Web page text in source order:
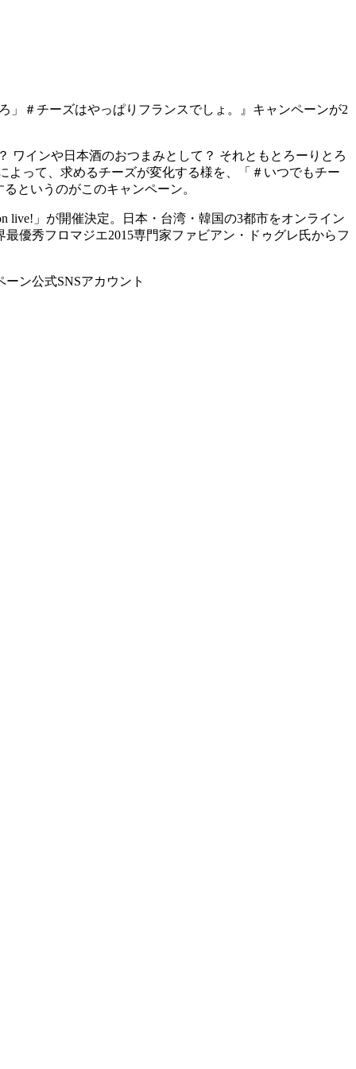
＃チーズはやっぱりフランスでしょ。』キャンペーンが2
インや日本酒のおつまみとして？ それともとろーりとろ
って、求めるチーズが変化する様を、「＃いつでもチー
というのがこのキャンペーン。
live!」が開催決定。日本・台湾・韓国の3都市をオンライン
優秀フロマジエ2015専門家ファビアン・ドゥグレ氏からフ
ン公式SNSアカウント